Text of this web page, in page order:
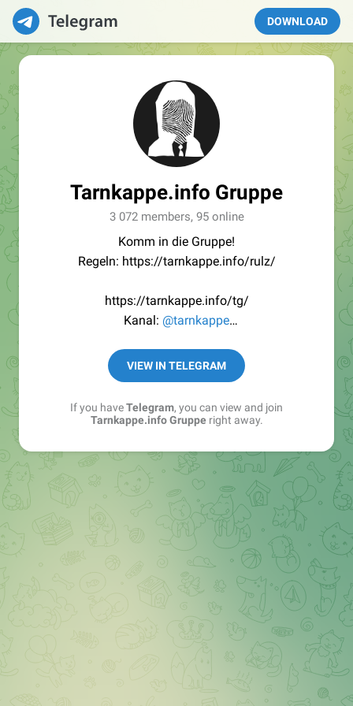
DOWNLOAD
Tarnkappe.info Gruppe
3 072 members, 95 online
Komm in die Gruppe!
Regeln: https://tarnkappe.info/rulz/
https://tarnkappe.info/tg/
Kanal: @tarnkappe
Best of:@bestoftarnkappe
Kochen: https://t.me/+WSW5F1VcmhliMjk6
VIEW IN TELEGRAM
If you haveTelegram, you can view and join
Tarnkappe.info Grupperight away.